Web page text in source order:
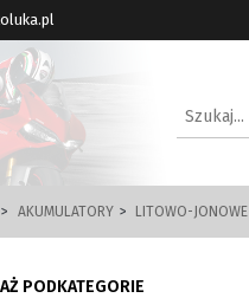
AKUMULATORY LITOWO-JONOWE
PODKATEGORIE